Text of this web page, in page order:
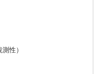
性）